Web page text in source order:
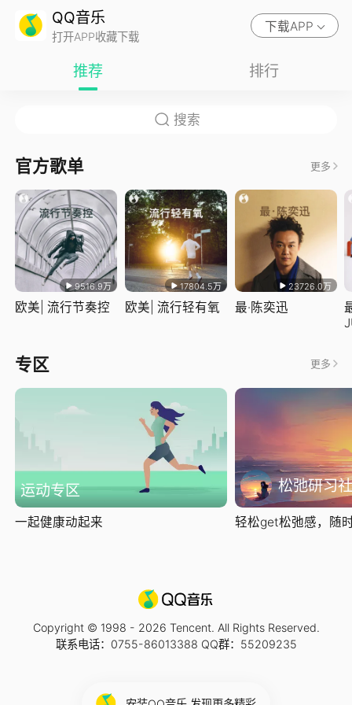
QQ音乐
打开APP收藏下载
下载APP
推荐 排行
官方歌单 更多
9516.9万
欧美| 流行节奏控
17804.5万
欧美| 流行轻有氧
23726.0万
最·陈奕迅
专区 更多
运动专区
一起健康动起来
松弛研习社
轻松get松弛感，随
Copyright © 1998 - 2026 Tencent. All Rights Reserved.
联系电话：0755-86013388 QQ群：55209235